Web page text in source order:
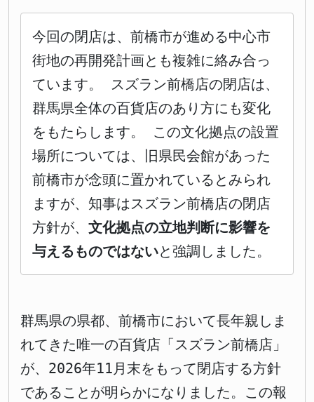
今回の閉店は、前橋市が進める中心市
街地の再開発計画とも複雑に絡み合っ
ています。 スズラン前橋店の閉店は、
群馬県全体の百貨店のあり方にも変化
をもたらします。 この文化拠点の設置
場所については、旧県民会館があった
前橋市が念頭に置かれているとみられ
ますが、知事はスズラン前橋店の閉店
方針が、 文化拠点の立地判断に影響を
与えるものではないと強調しました。
群馬県の県都、前橋市において長年親しま
れてきた唯一の百貨店「スズラン前橋店」
が、2026年11月末をもって閉店する方針
であることが明らかになりました。この報